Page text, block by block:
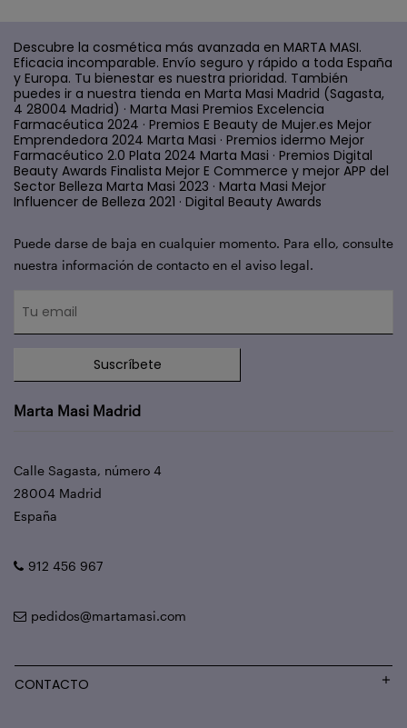
Descubre la cosmética más avanzada en MARTA MASI.
Eficacia incomparable. Envío seguro y rápido a toda España
y Europa. Tu bienestar es nuestra prioridad. También
puedes ir a nuestra tienda en Marta Masi Madrid (Sagasta,
4 28004 Madrid) · Marta Masi Premios Excelencia
Farmacéutica 2024 · Premios E Beauty de Mujer.es Mejor
Emprendedora 2024 Marta Masi · Premios idermo Mejor
Farmacéutico 2.0 Plata 2024 Marta Masi · Premios Digital
Beauty Awards Finalista Mejor E Commerce y mejor APP del
Sector Belleza Marta Masi 2023 · Marta Masi Mejor
Influencer de Belleza 2021 · Digital Beauty Awards
Puede darse de baja en cualquier momento. Para ello, consulte
nuestra información de contacto en el aviso legal.
Suscríbete
Marta Masi Madrid
Calle Sagasta, número 4
28004 Madrid
España
912 456 967
pedidos@martamasi.com
CONTACTO